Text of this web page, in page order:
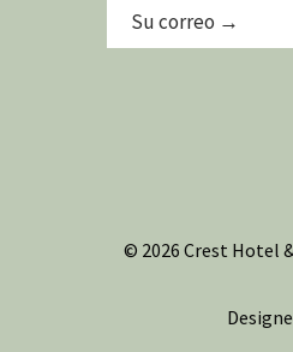
© 2026 Crest Hotel